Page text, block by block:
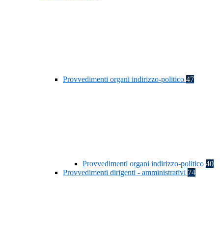
Provvedimenti organi indirizzo-politico 47
Provvedimenti organi indirizzo-politico 40
Provvedimenti dirigenti - amministrativi 74